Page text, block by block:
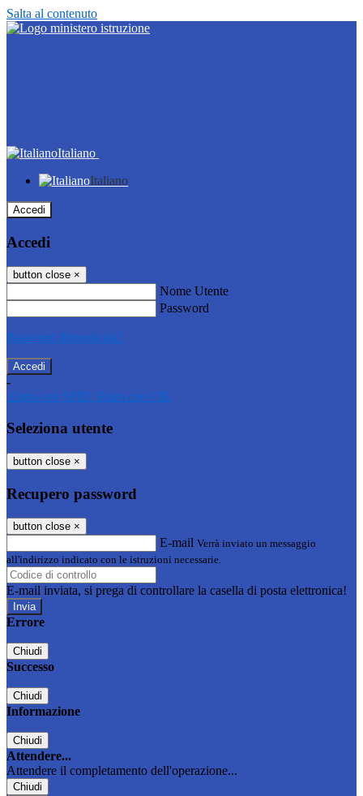
Salta al contenuto
Italiano
Italiano
Accedi
Accedi
button close ×
Nome Utente
Password
Password dimenticata?
-
Entra con SPID Entra con CIE
Seleziona utente
button close ×
Recupero password
button close ×
E-mail Verrà inviato un messaggio
all'indirizzo indicato con le istruzioni necessarie.
E-mail inviata, si prega di controllare la casella di posta elettronica!
Errore
Chiudi
Successo
Chiudi
Informazione
Chiudi
Attendere...
Attendere il completamento dell'operazione...
Chiudi